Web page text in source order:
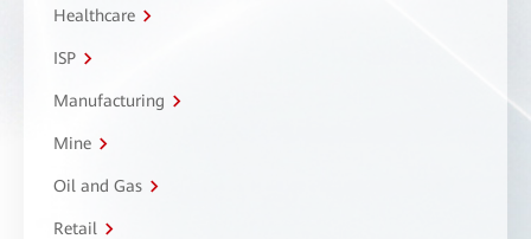
Healthcare
ISP
Manufacturing
Mine
Oil and Gas
Retail